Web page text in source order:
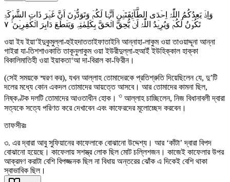
وَاِذۡ یَعِدُکُمُ اللّٰہُ اِحۡدَی الطَّآئِفَتَیۡنِ اَنَّہَا لَکُمۡ وَتَوَدُّوۡنَ اَنَّ غَیۡرَ ذَاتِ الشَّوۡکَۃِ
تَکُوۡنُ لَکُمۡ وَیُرِیۡدُ اللّٰہُ اَنۡ یُّحِقَّ الۡحَقَّ بِکَلِمٰتِہٖ وَیَقۡطَعَ دَابِرَ الۡکٰفِرِیۡنَ ۙ ٧
ওয়া ইয ইয়া‘ইদুকুমুল্লা-হুইহদাততাইফাতাইনি আন্নাহা-লাকুম ওয়া তাওয়াদ্দূনা আন্না
গাইরা যা-তিশশাওকাতি তাকূনুলাকুম ওয়া ইউরীদুল্লা-হুআইঁ ইউহিক্কাল হাক্কা
বিকালিমাতিহী ওয়া ইয়াকতা‘আ দা-বিরাল কা-ফিরীন।
(সেই সময়কে স্মরণ কর), যখন আল্লাহ তোমাদেরকে প্রতিশ্রুতি দিয়েছিলেন যে, দু’টি
দলের মধ্যে কোন একদল তোমাদের আয়ত্তে আসবে। আর তোমাদের কামনা ছিল,
নিষ্কণ্টক দলটি তোমাদের আওতাধীন হোক। ৩ আল্লাহ চাচ্ছিলেন, নিজ বিধানাবলী দ্বারা
সত্যকে সত্যে পরিণত করে দেখাবেন এবং কাফেরদের মূলোচ্ছেদ করবেন।
তাফসীরঃ
৩. এর দ্বারা আবু সুফিয়ানের কাফেলাকে বোঝানো উদ্দেশ্য। আর ‘কাঁটা’ দ্বারা বিপদ
বোঝানো হয়েছে। কাফেলায় সশস্ত্র লোক ছিল মোট চল্লিশজন। কাজেই কাফেলার উপর
আক্রমণ করাটা বেশি বিপজ্জনক ছিল না বিধায় অন্তরের ঝোঁক এ দিকেই বেশি থাকা
স্বাভাবিক ছিল।